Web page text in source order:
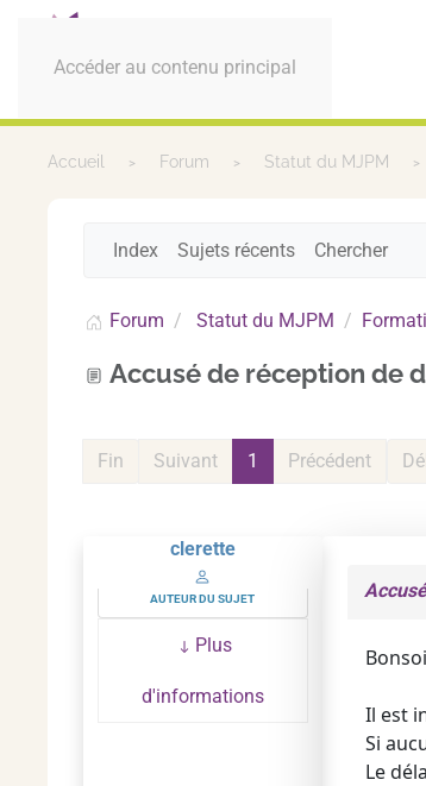
Accéder au contenu principal
Accueil Forum Statut du MJPM
Index Sujets récents Chercher
Forum Statut du MJPM
Accusé de réception de
Précédent
1
Suivant
Fin
clerette
AUTEUR DU SUJET
Plus
d'informations
Il est
Si
Le